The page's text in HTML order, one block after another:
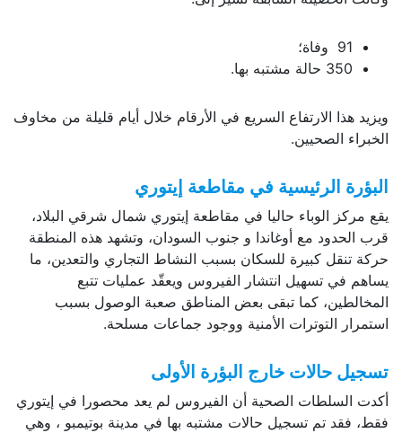
91 وفاة؛
350 حالة مشتبه بها.
ويزيد هذا الارتفاع السريع في الأرقام خلال أيام قليلة من مخاوف
الخبراء الصحيين.
البؤرة الرئيسية في مقاطعة إيتوري
يقع مركز الوباء حاليا في مقاطعة إيتوري شمال شرقي البلاد،
قرب الحدود مع أوغاندا و جنوب السودان، وتشهد هذه المنطقة
حركة تنقل كبيرة للسكان بسبب النشاط التجاري والتعدين، ما
يساهم في تسهيل انتشار الفيروس ويعقّد عمليات تتبع
المخالطين، كما تبقى بعض المناطق صعبة الوصول بسبب
استمرار التوترات الأمنية ووجود جماعات مسلحة.
تسجيل حالات خارج البؤرة الأولى
أكدت السلطات الصحية أن الفيروس لم يعد محصورا في إيتوري
فقط، فقد تم تسجيل حالات مشتبه بها في مدينة بوتيمبو ، وهي